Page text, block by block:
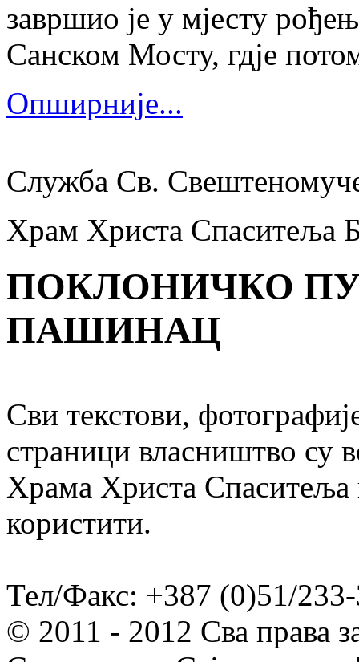
завршио је у мјесту
Санском Мосту, гдје
Опширније...
Служба Св.
Храм Христа Спаситеља
ПОКЛОНИЧКО
ПАШИНАЦ
Сви текстови,
страници власништво су
Храма Христа Спаситеља
користити.
Тел/Факс: +387 (0)51/
© 2011 - 2012 Сва права